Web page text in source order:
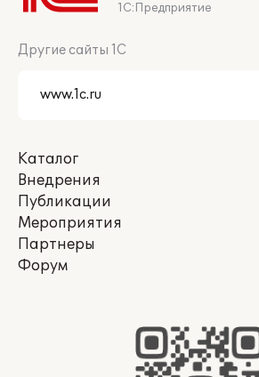
1С:Предприятие
Другие сайты 1С
Каталог
Внедрения
Публикации
Мероприятия
Партнеры
Форум